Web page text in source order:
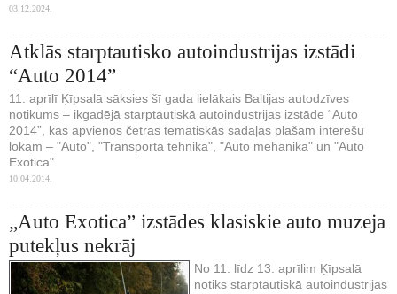
03.12.2024.
Atklās starptautisko autoindustrijas izstādi
“Auto 2014”
11. aprīlī Ķīpsalā sāksies šī gada lielākais Baltijas autodzīves
notikums – ikgadējā starptautiskā autoindustrijas izstāde “Auto
2014”, kas apvienos četras tematiskās sadaļas plašam interešu
lokam – "Auto", "Transporta tehnika", "Auto mehānika" un "Auto
Exotica".
10.04.2014.
„Auto Exotica” izstādes klasiskie auto muzeja
putekļus nekrāj
No 11. līdz 13. aprīlim Ķīpsalā
notiks starptautiskā autoindustrijas